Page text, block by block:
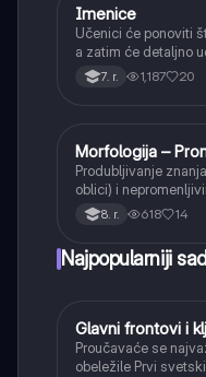
Srpski jezik
Imenice
Učenici će ponoviti
a zatim će detaljno
menjaju da bi
7. r. 1,187 20
Srpski jezik
Morfologija –
Produbljivanje
oblici) i
veznici, uzvici,
8. r. 618 14
Najpopularniji
Istorija
Glavni frontovi i
Proučavaće se
obeležile Prvi